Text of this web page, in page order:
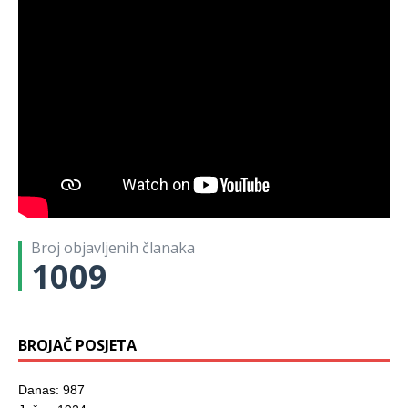
Broj objavljenih članaka
1009
BROJAČ POSJETA
Danas: 987